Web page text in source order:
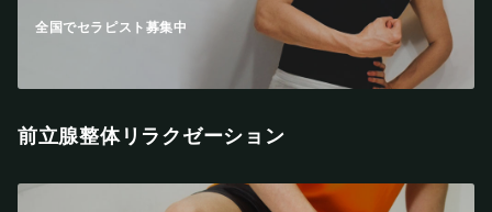
全国でセラピスト募集中
前立腺整体リラクゼーション